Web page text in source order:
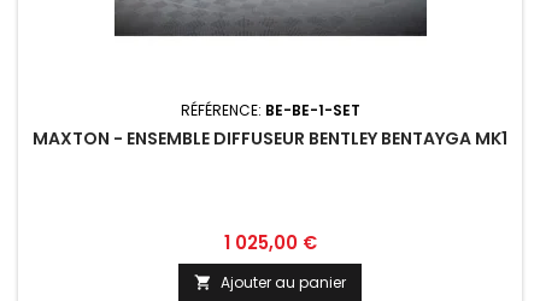
RÉFÉRENCE: BE-BE-1-SET
MAXTON - ENSEMBLE DIFFUSEUR BENTLEY BENTAYGA MK1
Prix
1 025,00 €
 Ajouter au panier